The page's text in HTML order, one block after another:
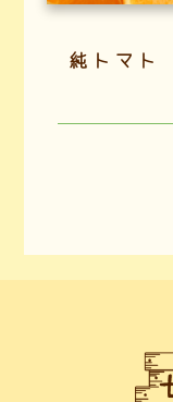
純トマト